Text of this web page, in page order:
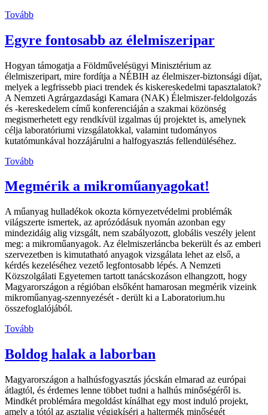
Tovább
Egyre fontosabb az élelmiszeripar
Hogyan támogatja a Földművelésügyi Minisztérium az
élelmiszeripart, mire fordítja a NÉBIH az élelmiszer-biztonsági díjat,
melyek a legfrissebb piaci trendek és kiskereskedelmi tapasztalatok?
A Nemzeti Agrárgazdasági Kamara (NAK) Élelmiszer-feldolgozás
és -kereskedelem című konferenciáján a szakmai közönség
megismerhetett egy rendkívül izgalmas új projektet is, amelynek
célja laboratóriumi vizsgálatokkal, valamint tudományos
kutatómunkával hozzájárulni a halfogyasztás fellendüléséhez.
Tovább
Megmérik a mikroműanyagokat!
A műanyag hulladékok okozta környezetvédelmi problémák
világszerte ismertek, az aprózódásuk nyomán azonban egy
mindezidáig alig vizsgált, nem szabályozott, globális veszély jelent
meg: a mikroműanyagok. Az élelmiszerláncba bekerült és az emberi
szervezetben is kimutatható anyagok vizsgálata lehet az első, a
kérdés kezeléséhez vezető legfontosabb lépés. A Nemzeti
Közszolgálati Egyetemen tartott tanácskozáson elhangzott, hogy
Magyarországon a régióban elsőként hamarosan megmérik vizeink
mikroműanyag-szennyezését - derült ki a Laboratorium.hu
összefoglalójából.
Tovább
Boldog halak a laborban
Magyarországon a halhúsfogyasztás jócskán elmarad az európai
átlagtól, és érdemes lenne többet tudni a halhús minőségéről is.
Mindkét problémára megoldást kínálhat egy most induló projekt,
amely a tótól az asztalig végigkíséri a haltermék minőségét